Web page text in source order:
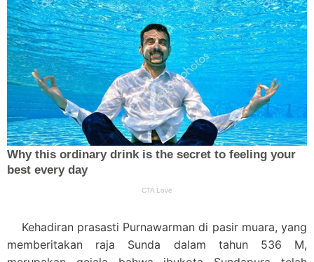
Kehadiran prasasti Purnawarman di pasir muara, yang
memberitakan raja Sunda dalam tahun 536 M,